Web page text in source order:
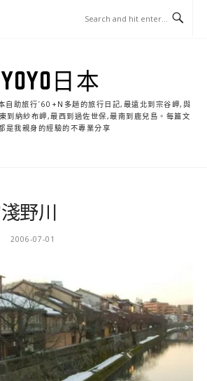
YOYO日本
自助旅行ˊ60+N多趟的旅行日記,最遠北到宗谷岬,與
到納紗布岬,最西到過佐世保,最南到鹿兒島。每篇文
是我親身的經驗的不專業分享
野川
2006-07-01